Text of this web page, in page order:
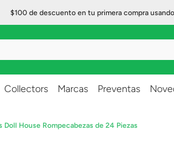
$100 de descuento en tu primera compra usando
Collectors Marcas Preventas
Doll House Rompecabezas de 24 Piezas